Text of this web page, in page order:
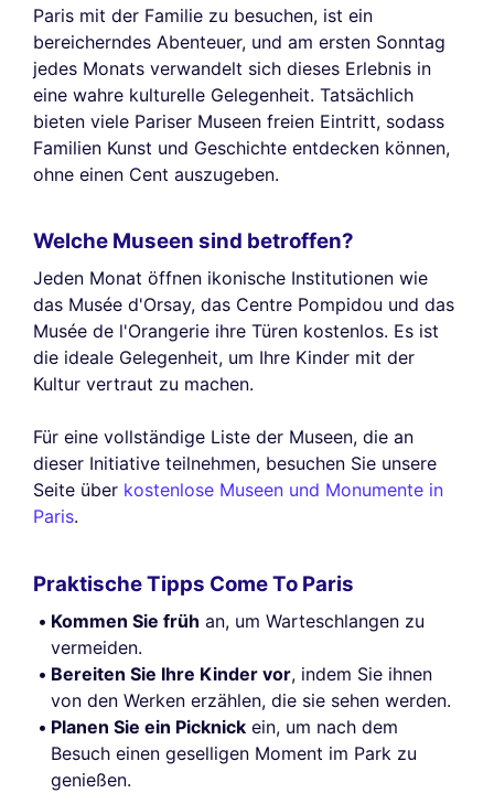
Paris mit der Familie zu besuchen, ist ein
bereicherndes Abenteuer, und am ersten Sonntag
jedes Monats verwandelt sich dieses Erlebnis in
eine wahre kulturelle Gelegenheit. Tatsächlich
bieten viele Pariser Museen freien Eintritt, sodass
Familien Kunst und Geschichte entdecken können,
ohne einen Cent auszugeben.
Welche Museen sind betroffen?
Jeden Monat öffnen ikonische Institutionen wie
das Musée d'Orsay, das Centre Pompidou und das
Musée de l'Orangerie ihre Türen kostenlos. Es ist
die ideale Gelegenheit, um Ihre Kinder mit der
Kultur vertraut zu machen.
Für eine vollständige Liste der Museen, die an
dieser Initiative teilnehmen, besuchen Sie unsere
Seite über kostenlose Museen und Monumente in
Paris.
Praktische Tipps Come To Paris
Kommen Sie früh an, um Warteschlangen zu
vermeiden.
Bereiten Sie Ihre Kinder vor, indem Sie ihnen
von den Werken erzählen, die sie sehen werden.
Planen Sie ein Picknick ein, um nach dem
Besuch einen geselligen Moment im Park zu
genießen.